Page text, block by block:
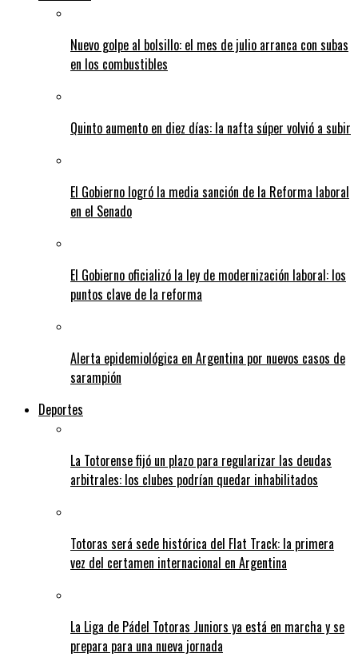
Nuevo golpe al bolsillo: el mes de julio arranca con subas
en los combustibles
Quinto aumento en diez días: la nafta súper volvió a subir
El Gobierno logró la media sanción de la Reforma laboral
en el Senado
El Gobierno oficializó la ley de modernización laboral: los
puntos clave de la reforma
Alerta epidemiológica en Argentina por nuevos casos de
sarampión
Deportes
La Totorense fijó un plazo para regularizar las deudas
arbitrales: los clubes podrían quedar inhabilitados
Totoras será sede histórica del Flat Track: la primera
vez del certamen internacional en Argentina
La Liga de Pádel Totoras Juniors ya está en marcha y se
prepara para una nueva jornada